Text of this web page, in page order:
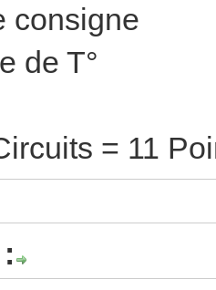
consigne
de T°
= 11